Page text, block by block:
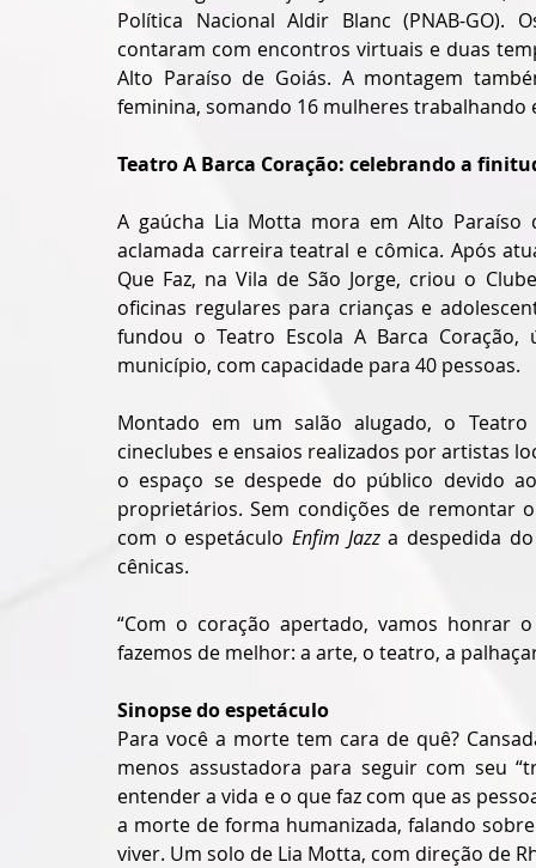
Política Nacional Aldir Blanc (PNAB-GO).
contaram com encontros virtuais e duas
Alto Paraíso de Goiás. A montagem
feminina, somando 16 mulheres trabalhando
Teatro A Barca Coração: celebrando a
A gaúcha Lia Motta mora em Alto Paraíso
aclamada carreira teatral e cômica. Após
Que Faz, na Vila de São Jorge, criou o
oficinas regulares para crianças e
fundou o Teatro Escola A Barca
município, com capacidade para 40 pessoas.
Montado em um salão alugado, o Teatro
cineclubes e ensaios realizados por artistas
o espaço se despede do público devido
proprietários. Sem condições de remontar
com o espetáculo Enfim Jazz a despedida do
cênicas.
“Com o coração apertado, vamos honrar
fazemos de melhor: a arte, o teatro, a
Sinopse do espetáculo
Para você a morte tem cara de quê?
menos assustadora para seguir com seu
entender a vida e o que faz com que as
a morte de forma humanizada, falando
viver. Um solo de Lia Motta, com direção de